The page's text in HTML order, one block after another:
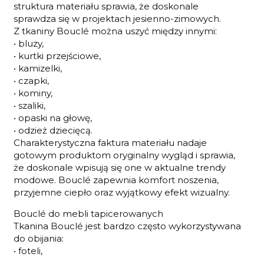
struktura materiału sprawia, że doskonale
sprawdza się w projektach jesienno-zimowych.
Z tkaniny Bouclé można uszyć między innymi:
• bluzy,
• kurtki przejściowe,
• kamizelki,
• czapki,
• kominy,
• szaliki,
• opaski na głowę,
• odzież dziecięcą.
Charakterystyczna faktura materiału nadaje
gotowym produktom oryginalny wygląd i sprawia,
że doskonale wpisują się one w aktualne trendy
modowe. Bouclé zapewnia komfort noszenia,
przyjemne ciepło oraz wyjątkowy efekt wizualny.
Bouclé do mebli tapicerowanych
Tkanina Bouclé jest bardzo często wykorzystywana
do obijania:
• foteli,